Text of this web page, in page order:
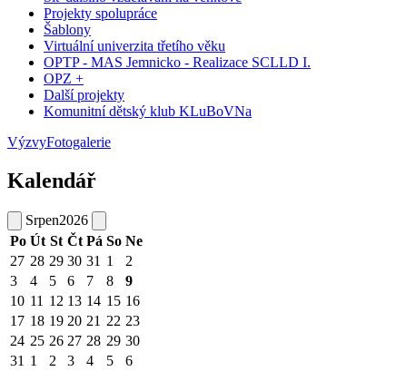
Projekty spolupráce
Šablony
Virtuální univerzita třetího věku
OPTP - MAS Jemnicko - Realizace SCLLD I.
OPZ +
Další projekty
Komunitní dětský klub KLuBoVNa
VýzvyFotogalerie
Kalendář
Srpen2026
Po Út St Čt Pá So Ne
27 28 29 30 31 1
2
3
4 5 6 7 8
9
10 11 12 13 14 15 16
17 18 19 20 21 22 23
24 25 26 27 28 29 30
31 1 2 3 4 5 6